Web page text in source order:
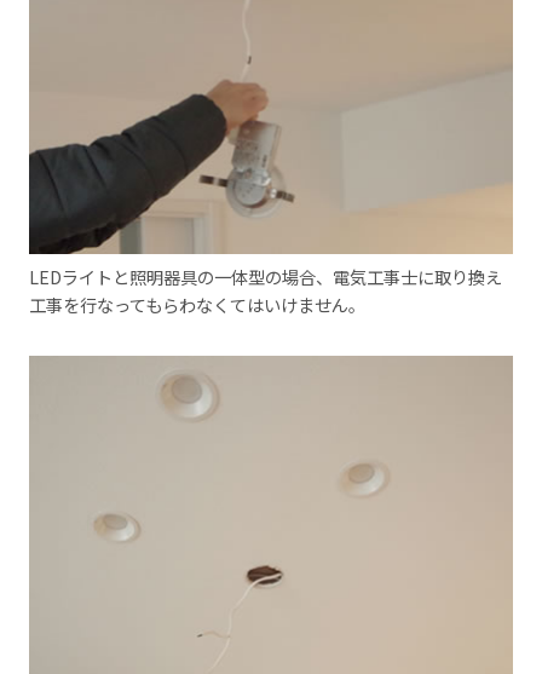
LEDライトと照明器具の一体型の場合、電気工事士に取り換え
工事を行なってもらわなくてはいけません。